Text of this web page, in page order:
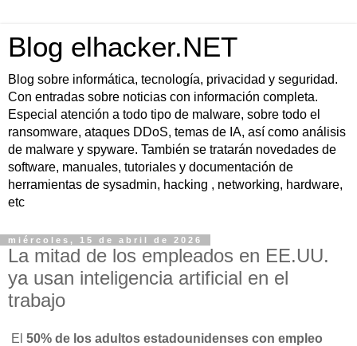
Blog elhacker.NET
Blog sobre informática, tecnología, privacidad y seguridad.
Con entradas sobre noticias con información completa.
Especial atención a todo tipo de malware, sobre todo el
ransomware, ataques DDoS, temas de IA, así como análisis
de malware y spyware. También se tratarán novedades de
software, manuales, tutoriales y documentación de
herramientas de sysadmin, hacking , networking, hardware,
etc
miércoles, 15 de abril de 2026
La mitad de los empleados en EE.UU.
ya usan inteligencia artificial en el
trabajo
El 50% de los adultos estadounidenses con empleo